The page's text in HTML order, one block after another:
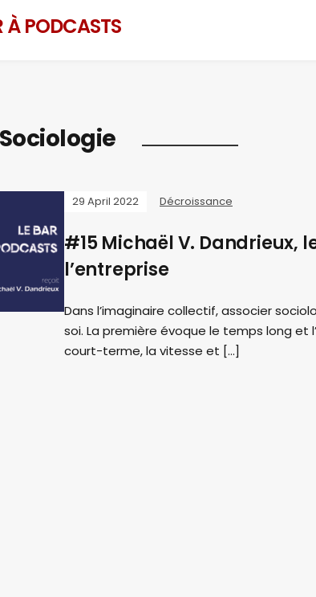
À PODCASTS
Sociologie
29 April 2022 Décroissance
#15 Michaël V. Dandrieux,
l’entreprise
Dans l’imaginaire collectif, associer
soi. La première évoque le temps long et
court-terme, la vitesse et […]